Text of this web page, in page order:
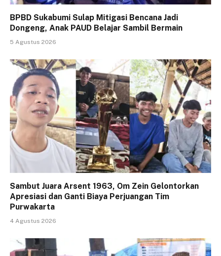
BPBD Sukabumi Sulap Mitigasi Bencana Jadi
Dongeng, Anak PAUD Belajar Sambil Bermain
5 Agustus 2026
Sambut Juara Arsent 1963, Om Zein Gelontorkan
Apresiasi dan Ganti Biaya Perjuangan Tim
Purwakarta
4 Agustus 2026